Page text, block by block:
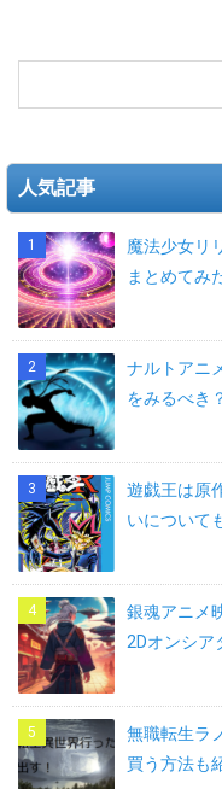
人気記事
魔法少女リ
まとめてみ
ナルトアニ
をみるべき
遊戯王は原
いについて
銀魂アニメ
2Dオンシア
無職転生ラ
買う方法も